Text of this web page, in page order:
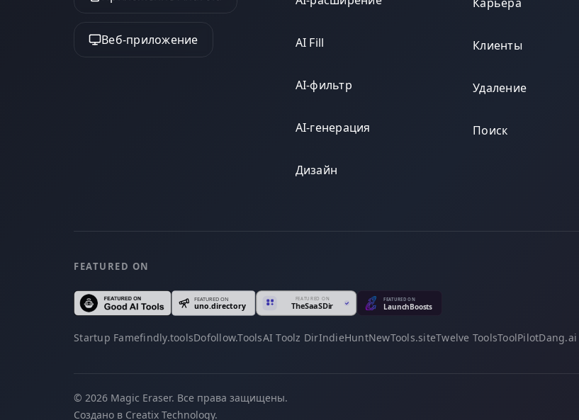
Веб-приложение AI Fill
AI-фильтр
AI-генерация
Дизайн
Клиенты
Удаление
Поиск
FEATURED ON
Startup Famefindly.toolsDofollow.ToolsAI Toolz DirIndieHuntNewTools.siteTwelve ToolsToolPilotDang.ai
© 2026 Magic Eraser. Все права защищены.
Создано в Creatix Technology.